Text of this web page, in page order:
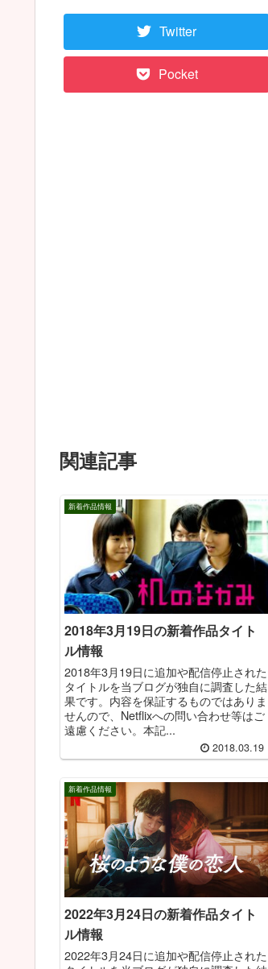
Twitter
Pocket
関連記事
新着作品情報
2018年3月19日の新着作品タイト
ル情報
2018年3月19日に追加や配信停止された
タイトルを当ブログが独自に調査した結
果です。内容を保証するものではありま
せんので、Netflixへの問い合わせ等はご
遠慮ください。本記...
2018.03.19
新着作品情報
2022年3月24日の新着作品タイト
ル情報
2022年3月24日に追加や配信停止された